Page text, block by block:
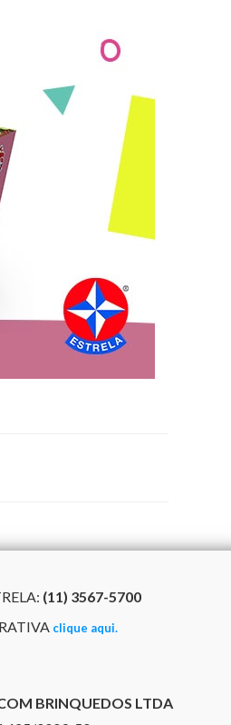
(11) 3567-5700
clique aqui.
BRINQUEDOS LTDA